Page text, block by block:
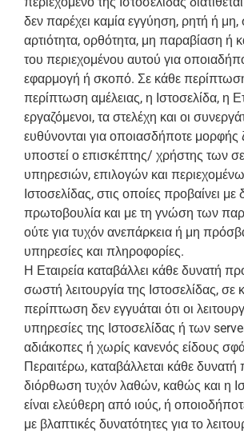
δεν παρέχει καμία εγγύηση, ρητή ή μη,
αρτιότητα, ορθότητα, μη παραβίαση ή
του περιεχομένου αυτού για
εφαρμογή ή σκοπό. Σε κάθε
περίπτωση αμέλειας, η Ιστοσελίδα, η
εργαζόμενοι, τα στελέχη και οι
ευθύνονται για οποιασδήποτε μορφής
υποστεί ο επισκέπτης/ χρήστης των
υπηρεσιών, επιλογών και
Ιστοσελίδας, στις οποίες προβαίνει με
πρωτοβουλία και με τη γνώση των
ούτε για τυχόν ανεπάρκεια ή μη
υπηρεσίες και πληροφορίες.
Η Εταιρεία καταβάλλει κάθε δυνατή
σωστή λειτουργία της Ιστοσελίδας, σε
περίπτωση δεν εγγυάται ότι οι
υπηρεσίες της Ιστοσελίδας ή των
αδιάκοπες ή χωρίς κανενός είδους
Περαιτέρω, καταβάλλεται κάθε δυνατή
διόρθωση τυχόν λαθών, καθώς και η
είναι ελεύθερη από ιούς, ή
με βλαπτικές δυνατότητες για το